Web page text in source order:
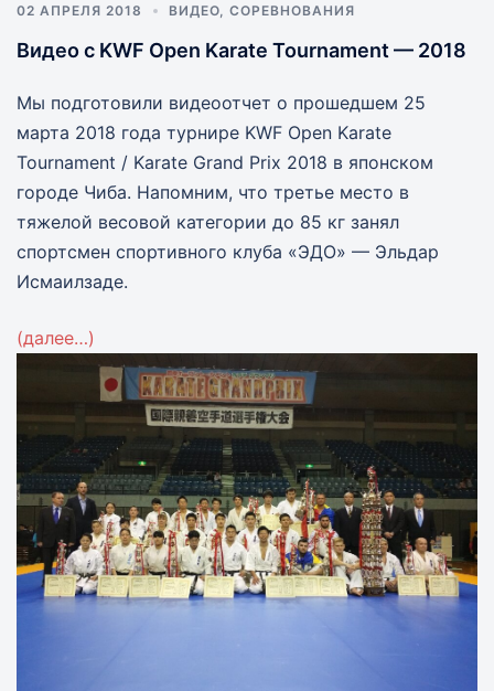
02 АПРЕЛЯ 2018 ВИДЕО СОРЕВНОВАНИЯ
Видео с KWF Open Karate Tournament — 2018
Мы подготовили видеоотчет о прошедшем 25
марта 2018 года турнире KWF Open Karate
Tournament / Karate Grand Prix 2018 в японском
городе Чиба. Напомним, что третье место в
тяжелой весовой категории до 85 кг занял
спортсмен спортивного клуба «ЭДО» — Эльдар
Исмаилзаде.
(далее…)